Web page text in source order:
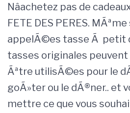
Nâachetez pas de
FETE DES PERES.
appelÃ©es tasse Ã petit
tasses originales
Ãªtre utilisÃ©es pour le
goÃ»ter ou le dÃ®ner.. et
mettre ce que vous